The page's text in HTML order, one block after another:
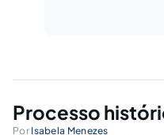
Processo
Por Isabela Menezes